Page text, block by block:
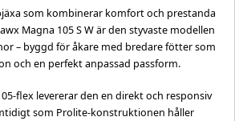
som kombinerar komfort och prestanda
Magna 105 S W är den styvaste modellen
– byggd för åkare med bredare fötter som
och en perfekt anpassad passform.
flex levererar den en direkt och responsiv
som Prolite-konstruktionen håller